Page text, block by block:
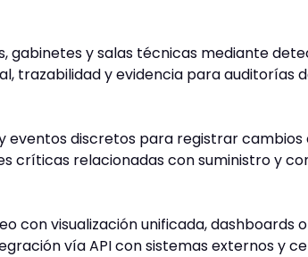
gabinetes y salas técnicas mediante
trazabilidad y evidencia para auditorías
discretos para registrar cambios
críticas relacionadas con suministro y
con visualización unificada, dashboards
vía API con sistemas externos y